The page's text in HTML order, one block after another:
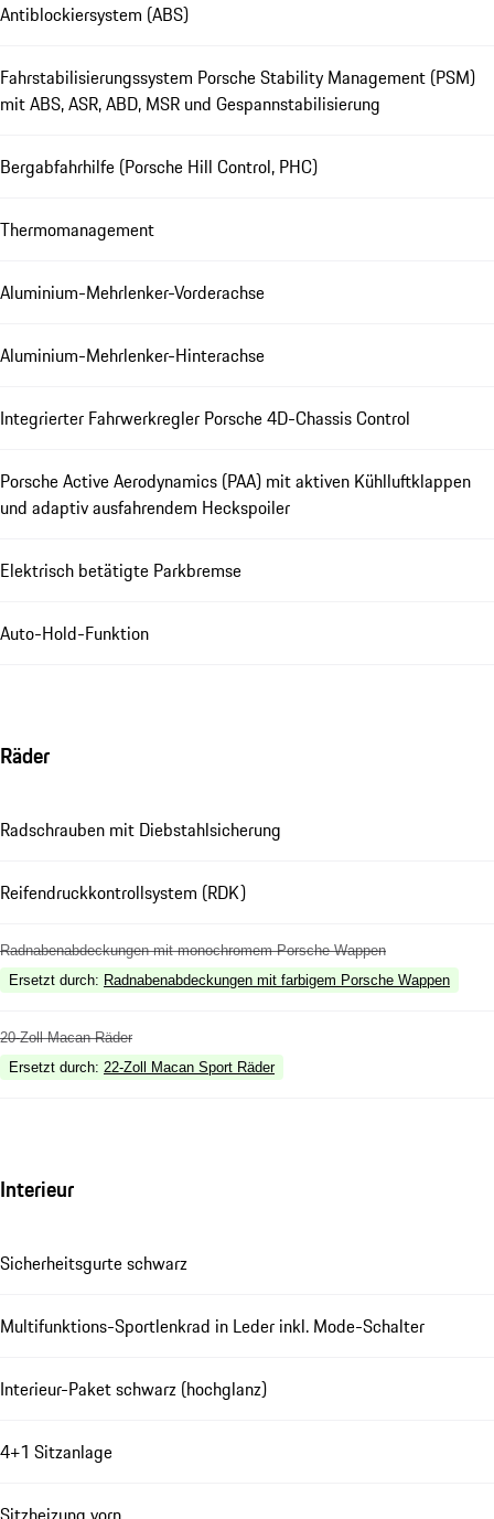
Antiblockiersystem (ABS)
Fahrstabilisierungssystem Porsche Stability Management (PSM)
mit ABS, ASR, ABD, MSR und Gespannstabilisierung
Bergabfahrhilfe (Porsche Hill Control, PHC)
Thermomanagement
Aluminium-Mehrlenker-Vorderachse
Aluminium-Mehrlenker-Hinterachse
Integrierter Fahrwerkregler Porsche 4D-Chassis Control
Porsche Active Aerodynamics (PAA) mit aktiven Kühlluftklappen
und adaptiv ausfahrendem Heckspoiler
Elektrisch betätigte Parkbremse
Auto-Hold-Funktion
Räder
Radschrauben mit Diebstahlsicherung
Reifendruckkontrollsystem (RDK)
Radnabenabdeckungen mit monochromem Porsche Wappen
Ersetzt durch: Radnabenabdeckungen mit farbigem Porsche Wappen
20-Zoll Macan Räder
Ersetzt durch: 22-Zoll Macan Sport Räder
Interieur
Sicherheitsgurte schwarz
Multifunktions-Sportlenkrad in Leder inkl. Mode-Schalter
Interieur-Paket schwarz (hochglanz)
4+1 Sitzanlage